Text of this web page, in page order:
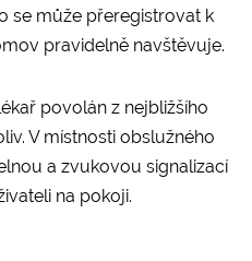
se může přeregistrovat k
pravidelně navštěvuje.
povolán z nejbližšího
V místnosti obslužného
a zvukovou signalizací
na pokoji.